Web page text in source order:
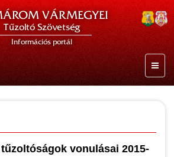
VÁRMEGYEI
Tűzoltó Szövetség
Információs portál
vonulásai 2015-